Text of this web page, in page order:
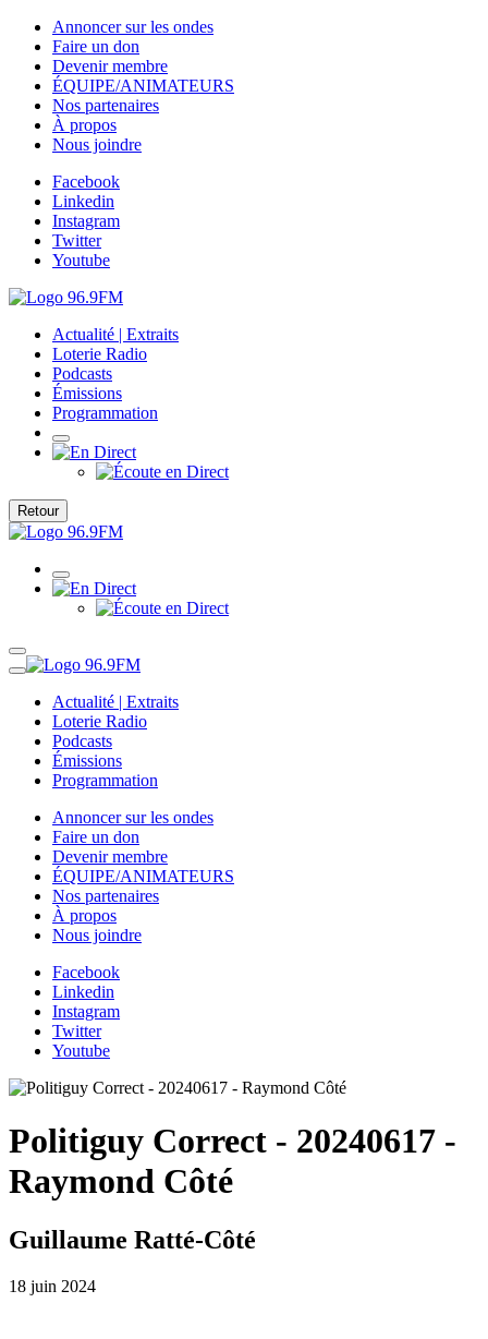
Annoncer sur les ondes
Faire un don
Devenir membre
ÉQUIPE/ANIMATEURS
Nos partenaires
À propos
Nous joindre
Facebook
Linkedin
Instagram
Twitter
Youtube
Actualité | Extraits
Loterie Radio
Podcasts
Émissions
Programmation
Retour
Actualité | Extraits
Loterie Radio
Podcasts
Émissions
Programmation
Annoncer sur les ondes
Faire un don
Devenir membre
ÉQUIPE/ANIMATEURS
Nos partenaires
À propos
Nous joindre
Facebook
Linkedin
Instagram
Twitter
Youtube
Politiguy Correct - 20240617 -
Raymond Côté
Guillaume Ratté-Côté
18 juin 2024